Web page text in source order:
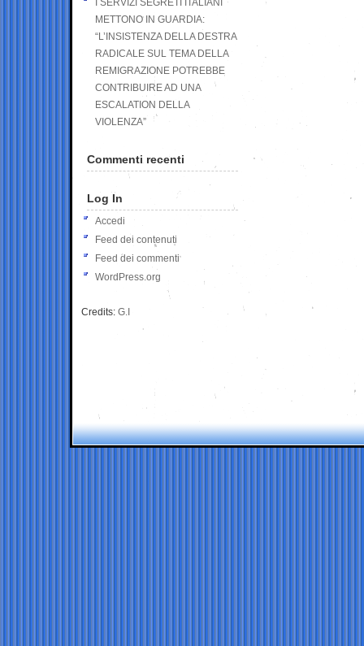
I SERVIZI SEGRETI ITALIANI
METTONO IN GUARDIA:
“L’INSISTENZA DELLA DESTRA
RADICALE SUL TEMA DELLA
REMIGRAZIONE POTREBBE
CONTRIBUIRE AD UNA
ESCALATION DELLA
VIOLENZA”
Commenti recenti
Log In
Accedi
Feed dei contenuti
Feed dei commenti
WordPress.org
Credits: G.I